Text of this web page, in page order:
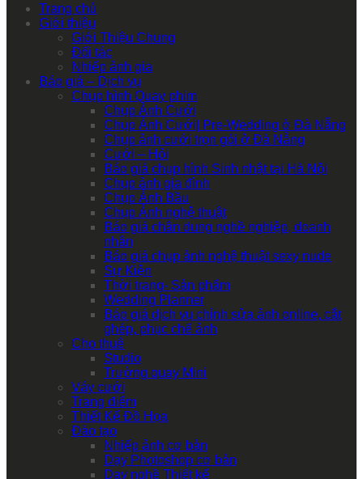
Trang chủ
Giới thiệu
Giới Thiệu Chung
Đối tác
Nhiếp ảnh gia
Báo giá – Dịch vụ
Chụp hình Quay phim
Chụp Ảnh Cưới
Chụp Ảnh Cưới| Pre-Wedding ở Đà Nẵng
Chụp ảnh cưới trọn gói ở Đà Nẵng
Cưới – Hỏi
Báo giá chụp hình Sinh nhật tại Hà Nội
Chụp ảnh gia đình
Chụp Ảnh Bầu
Chụp Ảnh nghệ thuật
Báo giá chân dung nghề nghiệp, doanh
nhân
Báo giá chụp ảnh nghệ thuật sexy nude
Sự Kiện
Thời trang- Sản phẩm
Wedding Planner
Báo giá dịch vụ chỉnh sửa ảnh online, cắt
ghép, phục chế ảnh
Cho thuê
Studio
Trường quay Mini
Váy cưới
Trang điểm
Thiết Kế Đồ Họa
Đào tạo
Nhiếp ảnh cơ bản
Dạy Photoshop cơ bản
Dạy nghề Thiết kế